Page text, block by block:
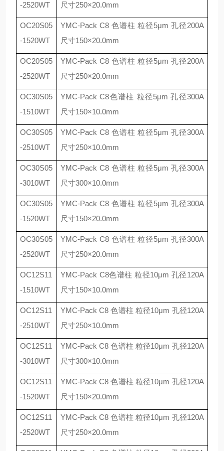
-2520WT
尺寸250×20.0mm
OC20S05
-1520WT
YMC-Pack C8 色谱柱 粒径5μm孔径200A
尺寸150×20.0mm
OC20S05
-2520WT
YMC-Pack C8 色谱柱 粒径5μm孔径200A
尺寸250×20.0mm
OC30S05
-1510WT
YMC-Pack C8色谱柱 粒径5μm孔径300A
尺寸150×10.0mm
OC30S05
-2510WT
YMC-Pack C8 色谱柱 粒径5μm孔径300A
尺寸250×10.0mm
OC30S05
-3010WT
YMC-Pack C8 色谱柱 粒径5μm孔径300A
尺寸300×10.0mm
OC30S05
-1520WT
YMC-Pack C8 色谱柱 粒径5μm孔径300A
尺寸150×20.0mm
OC30S05
-2520WT
YMC-Pack C8 色谱柱 粒径5μm孔径300A
尺寸250×20.0mm
OC12S11
-1510WT
YMC-Pack C8色谱柱 粒径10μm 孔径120A
尺寸150×10.0mm
OC12S11
-2510WT
YMC-Pack C8色谱柱 粒径10μm 孔径120A
尺寸250×10.0mm
OC12S11
-3010WT
YMC-Pack C8色谱柱 粒径10μm 孔径120A
尺寸300×10.0mm
OC12S11
-1520WT
YMC-Pack C8色谱柱 粒径10μm 孔径120A
尺寸150×20.0mm
OC12S11
-2520WT
YMC-Pack C8色谱柱 粒径10μm 孔径120A
尺寸250×20.0mm